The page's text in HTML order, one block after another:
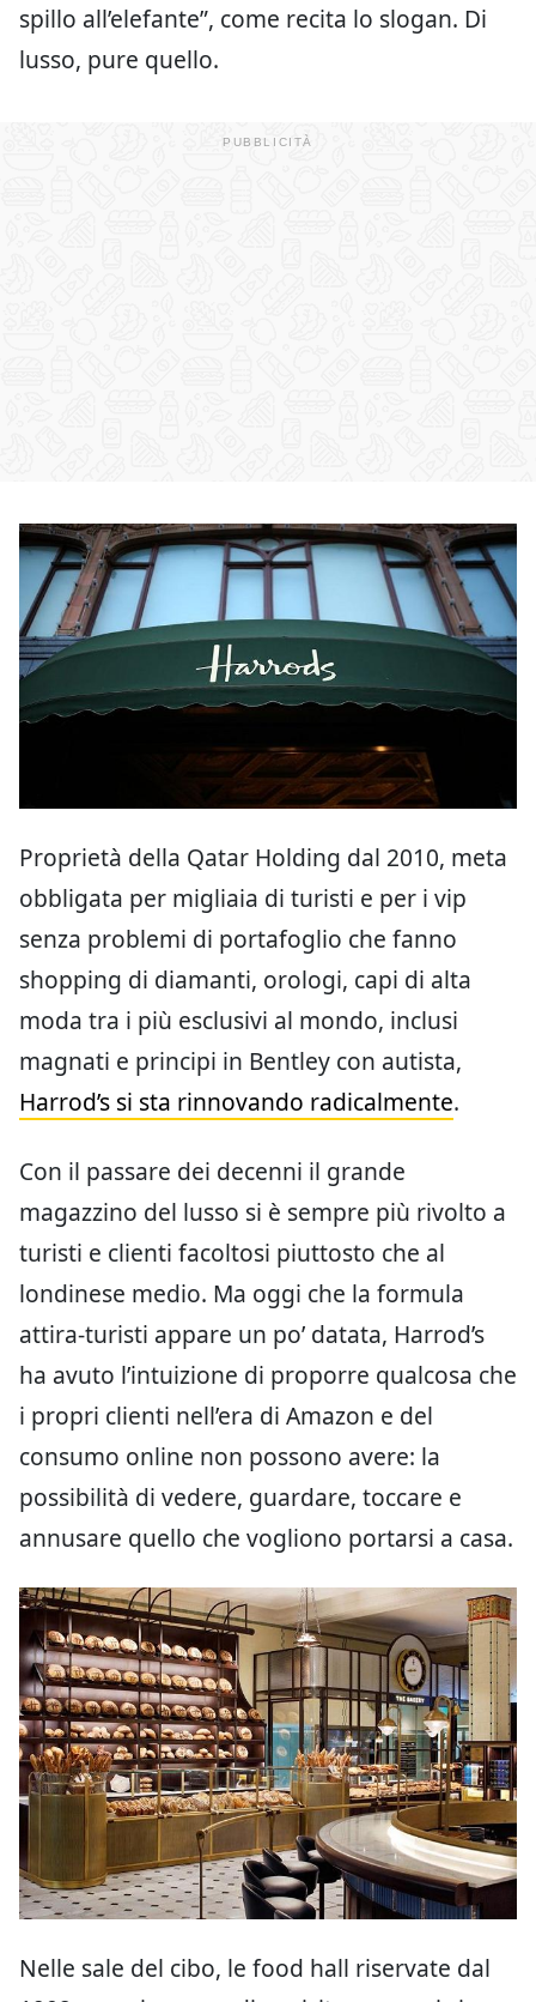
spillo all’elefante”, come recita lo slogan. Di
lusso, pure quello.
Proprietà della Qatar Holding dal 2010, meta
obbligata per migliaia di turisti e per i vip
senza problemi di portafoglio che fanno
shopping di diamanti, orologi, capi di alta
moda tra i più esclusivi al mondo, inclusi
magnati e principi in Bentley con autista,
Harrod’s si sta rinnovando radicalmente.
Con il passare dei decenni il grande
magazzino del lusso si è sempre più rivolto a
turisti e clienti facoltosi piuttosto che al
londinese medio. Ma oggi che la formula
attira-turisti appare un po’ datata, Harrod’s
ha avuto l’intuizione di proporre qualcosa che
i propri clienti nell’era di Amazon e del
consumo online non possono avere: la
possibilità di vedere, guardare, toccare e
annusare quello che vogliono portarsi a casa.
Nelle sale del cibo, le food hall riservate dal